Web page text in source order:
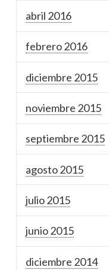
abril 2016
febrero 2016
diciembre 2015
noviembre 2015
septiembre 2015
agosto 2015
julio 2015
junio 2015
diciembre 2014